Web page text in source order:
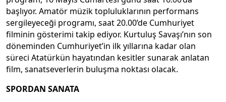
başlıyor. Amatör müzik topluluklarının performans
sergileyeceği programı, saat 20.00’de Cumhuriyet
filminin gösterimi takip ediyor. Kurtuluş Savaşı’nın son
döneminden Cumhuriyet’in ilk yıllarına kadar olan
süreci Atatürkün hayatından kesitler sunarak anlatan
film, sanatseverlerin buluşma noktası olacak.
SPORDAN SANATA